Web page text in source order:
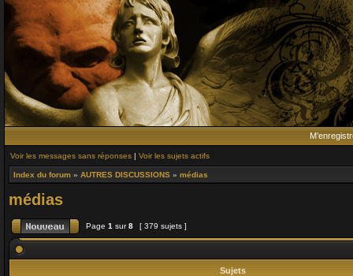
Voir les messages sans réponses | Voir les sujets actifs
Index du forum » AUTRES DISCUSSIONS » médias
médias
Page 1 sur8 [ 379 sujets ]
Sujets